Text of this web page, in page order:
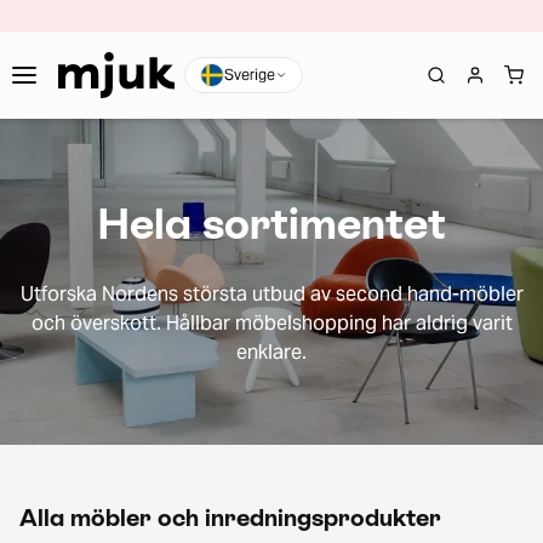
Sverige
Hela sortimentet
Utforska Nordens största utbud av second hand-möbler
och överskott. Hållbar möbelshopping har aldrig varit
enklare.
Alla möbler och inredningsprodukter